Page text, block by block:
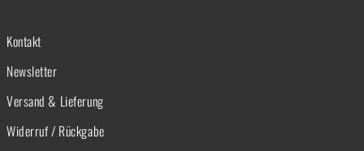
Kontakt
Newsletter
Versand & Lieferung
Widerruf / Rückgabe